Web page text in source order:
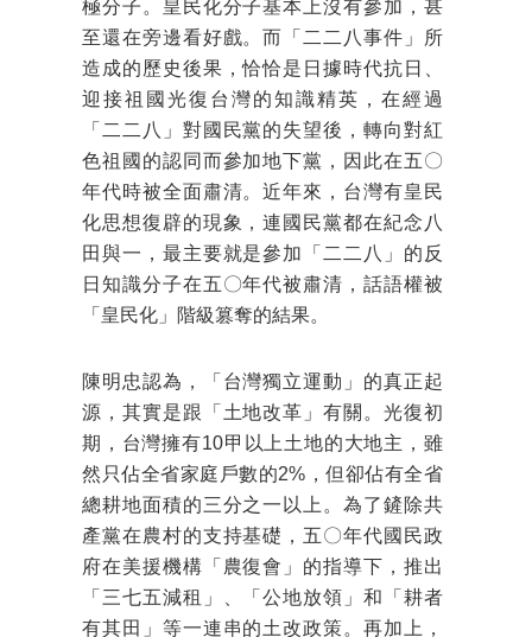
極分子。皇民化分子基本上沒有參加，甚
至還在旁邊看好戲。而「二二八事件」所
造成的歷史後果，恰恰是日據時代抗日、
迎接祖國光復台灣的知識精英，在經過
「二二八」對國民黨的失望後，轉向對紅
色祖國的認同而參加地下黨，因此在五〇
年代時被全面肅清。近年來，台灣有皇民
化思想復辟的現象，連國民黨都在紀念八
田與一，最主要就是參加「二二八」的反
日知識分子在五〇年代被肅清，話語權被
「皇民化」階級篡奪的結果。
陳明忠認為，「台灣獨立運動」的真正起
源，其實是跟「土地改革」有關。光復初
期，台灣擁有10甲以上土地的大地主，雖
然只佔全省家庭戶數的2%，但卻佔有全省
總耕地面積的三分之一以上。為了鏟除共
產黨在農村的支持基礎，五〇年代國民政
府在美援機構「農復會」的指導下，推出
「三七五減租」、「公地放領」和「耕者
有其田」等一連串的土改政策。再加上，